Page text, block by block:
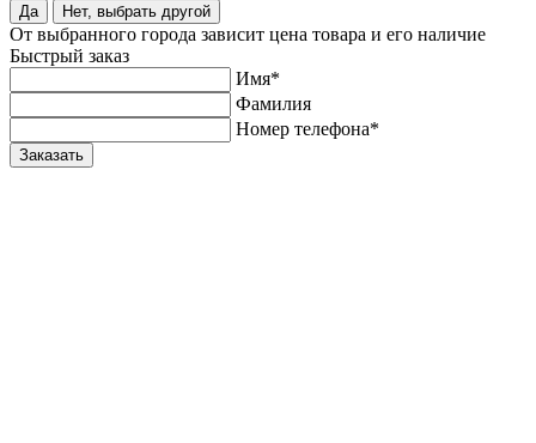
Да Нет, выбрать другой
От выбранного города зависит цена товара и его наличие
Быстрый заказ
Имя*
Фамилия
Номер телефона*